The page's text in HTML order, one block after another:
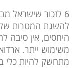
6 לזכור שישראל מבחינת הטורקים
להשגת המטרות
היחסים, אין סיבה
משימוש ייתר.
מתחשק להיות כלי